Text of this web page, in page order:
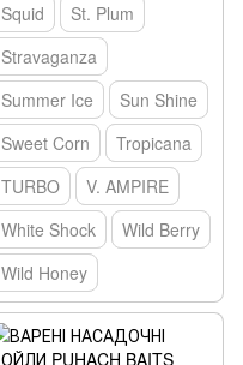
Squid
St. Plum
Stravaganza
Summer Ice
Sun Shine
Sweet Corn
Tropicana
TURBO
V. AMPIRE
White Shock
Wild Berry
Wild Honey